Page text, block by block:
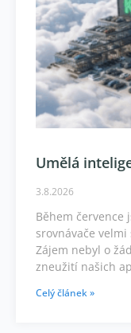
Umělá
3.8.2026
Během července
srovnávače
Zájem nebyl o
zneužití našich
Celý článek »